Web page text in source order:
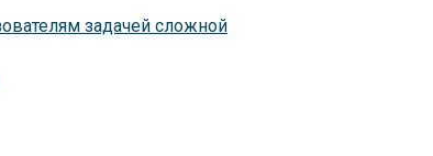
задачей сложной